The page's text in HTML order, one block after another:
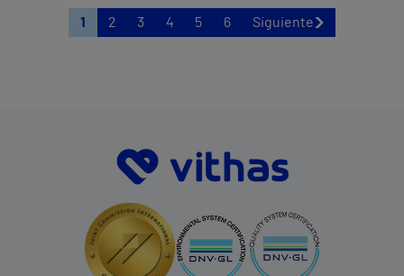
1 2 3 4 5 6 Siguiente